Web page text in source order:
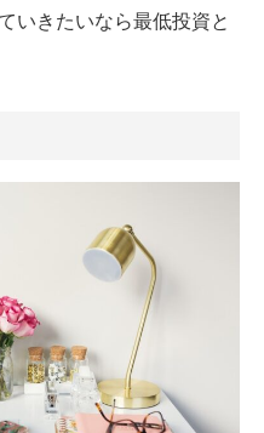
いきたいなら最低投資と